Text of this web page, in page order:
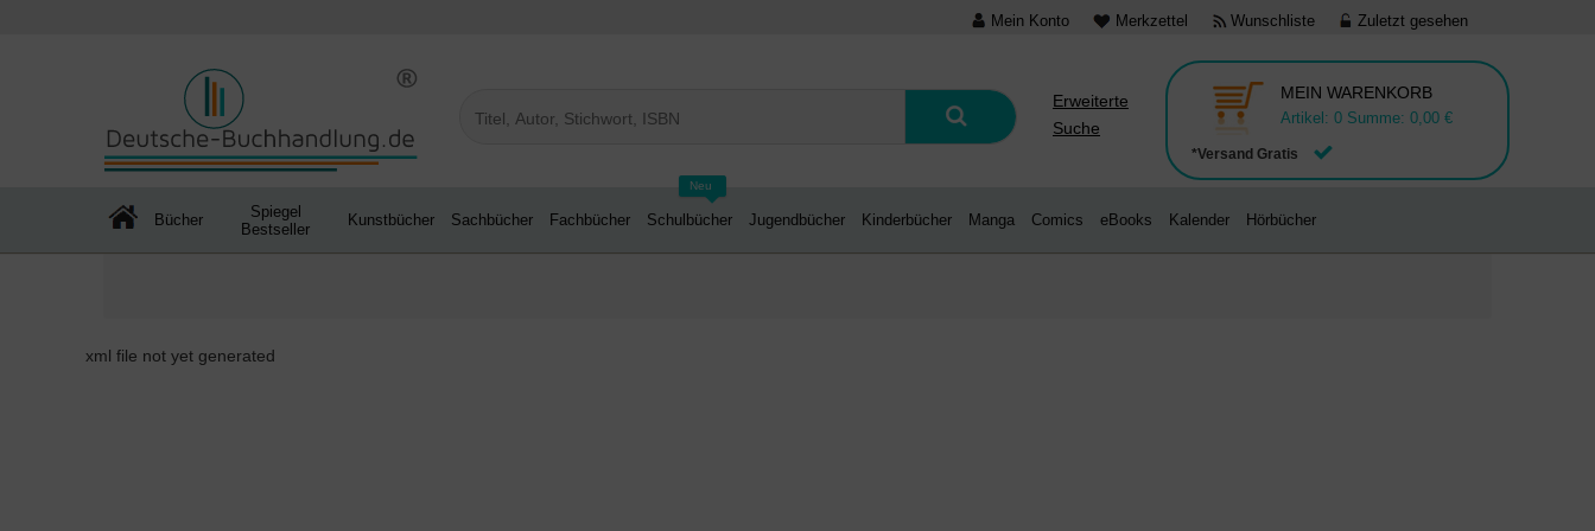
Mein Konto Merkzettel Wunschliste Zuletzt gesehen
Erweiterte
Suche
*Versand Gratis
MEIN WARENKORB
Artikel: 0 Summe: 0,00 €
Bücher
Spiegel
Bestseller
Kunstbücher Sachbücher Fachbücher
Neu
Schulbücher Jugendbücher Kinderbücher Manga Comics eBooks Kalender Hörbücher
xml file not yet generated